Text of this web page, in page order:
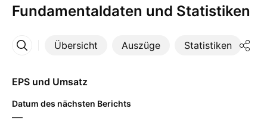
Fundamentaldaten und Statistiken
Übersicht Auszüge Statistiken
Mehr
EPS und Umsatz
Datum des nächsten Berichts
—